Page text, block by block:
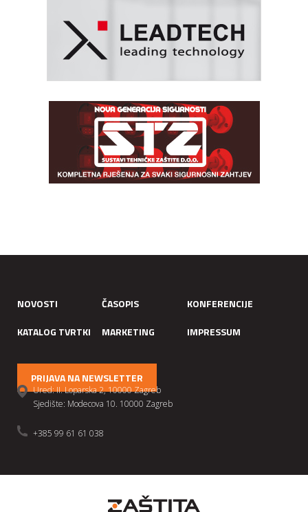
NOVOSTI ČASOPIS
KONFERENCIJE
KATALOG TVRTKI
MARKETING IMPRESSUM
PRIJAVA NA NEWSLETTER
Ured: II. Loparska 2, 10000 Zagreb
Sjedište: Modecova 10. 10000 Zagreb
+385 99 61 61 038